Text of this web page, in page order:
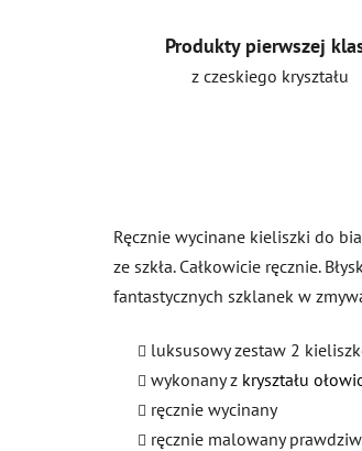
Produkty pierwszej
z czeskiego kryształu
Ręcznie wycinane kieliszki do
ze szkła. Całkowicie ręcznie.
fantastycznych szklanek w
luksusowy zestaw 2
wykonany z kryształu
ręcznie wycinany
ręcznie malowany